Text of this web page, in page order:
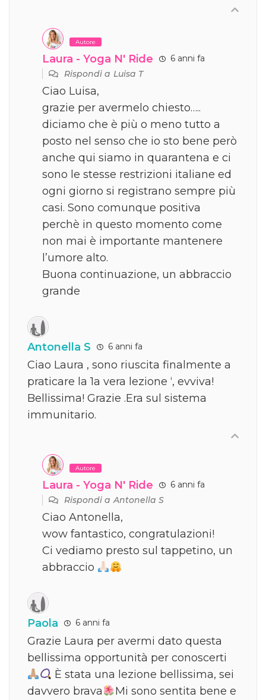
Autore
Laura - Yoga N' Ride
6 anni fa
Rispondi aLuisa T
Ciao Luisa,
grazie per avermelo chiesto…..
diciamo che è più o meno tutto a
posto nel senso che io sto bene però
anche qui siamo in quarantena e ci
sono le stesse restrizioni italiane ed
ogni giorno si registrano sempre più
casi. Sono comunque positiva
perchè in questo momento come
non mai è importante mantenere
l’umore alto.
Buona continuazione, un abbraccio
grande
Antonella S 6 anni fa
Ciao Laura , sono riuscita finalmente a
praticare la 1a vera lezione ‘, evviva!
Bellissima! Grazie .Era sul sistema
immunitario.
Autore
Laura - Yoga N' Ride
6 anni fa
Rispondi aAntonella S
Ciao Antonella,
wow fantastico, congratulazioni!
Ci vediamo presto sul tappetino, un
abbraccio
Paola 6 anni fa
Grazie Laura per avermi dato questa
bellissima opportunità per conoscerti
È stata una lezione bellissima, sei
davvero brava
Mi sono sentita bene e